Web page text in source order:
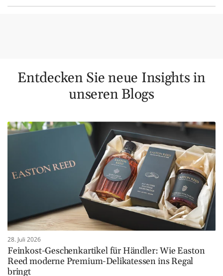
Entdecken Sie neue Insights in
unseren Blogs
28. Juli 2026
Feinkost-Geschenkartikel für Händler: Wie Easton
Reed moderne Premium-Delikatessen ins Regal
bringt